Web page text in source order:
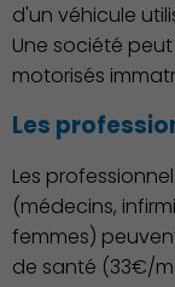
d'un véhicule
Une société
motorisés
Les
Les
(médecins,
femmes)
de santé (33€/